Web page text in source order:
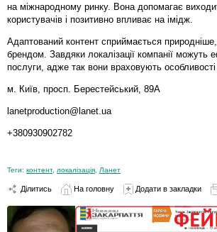
на міжнародному ринку. Вона допомагає
користувачів і позитивно впливає на імідж.
Адаптований контент сприймається
брендом. Завдяки локалізації компанії можуть
послуги, адже так вони враховують особливості
м. Київ, просп. Берестейський, 89А
lanetproduction@lanet.ua
+380930902782
Теги: контент, локалізація Ланет
Ділитись На головну Додати в закладки